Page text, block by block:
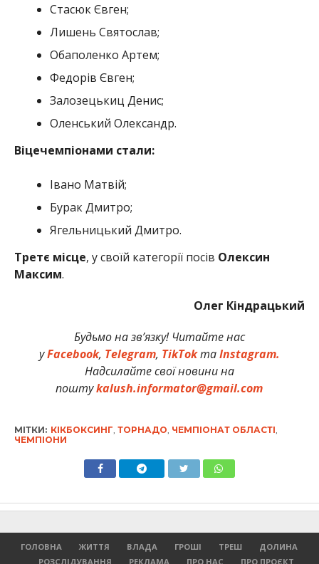
Стасюк Євген;
Лишень Святослав;
Обаполенко Артем;
Федорів Євген;
Залозецькиц Денис;
Оленський Олександр.
Віцечемпіонами стали:
Івано Матвій;
Бурак Дмитро;
Ягельницький Дмитро.
Третє місце, у своїй категорії посів Олексин
Максим.
Олег Кіндрацький
Будьмо на зв’язку! Читайте нас
уFacebook, Telegram, TikTokтаInstagram.
Надсилайте свої новини на
поштуkalush.informator@gmail.com
МІТКИ: КІКБОКСИНГ ТОРНАДО ЧЕМПІОНАТ ОБЛАСТІ
ЧЕМПІОНИ
ГОЛОВНА ЖИТТЯ ВЛАДА ГРОШІ ТРЕШ
ДОЛИНА
РОЗСЛІДУВАННЯ
РЕКЛАМА ПРО НАС ПРО ПРОЄКТ